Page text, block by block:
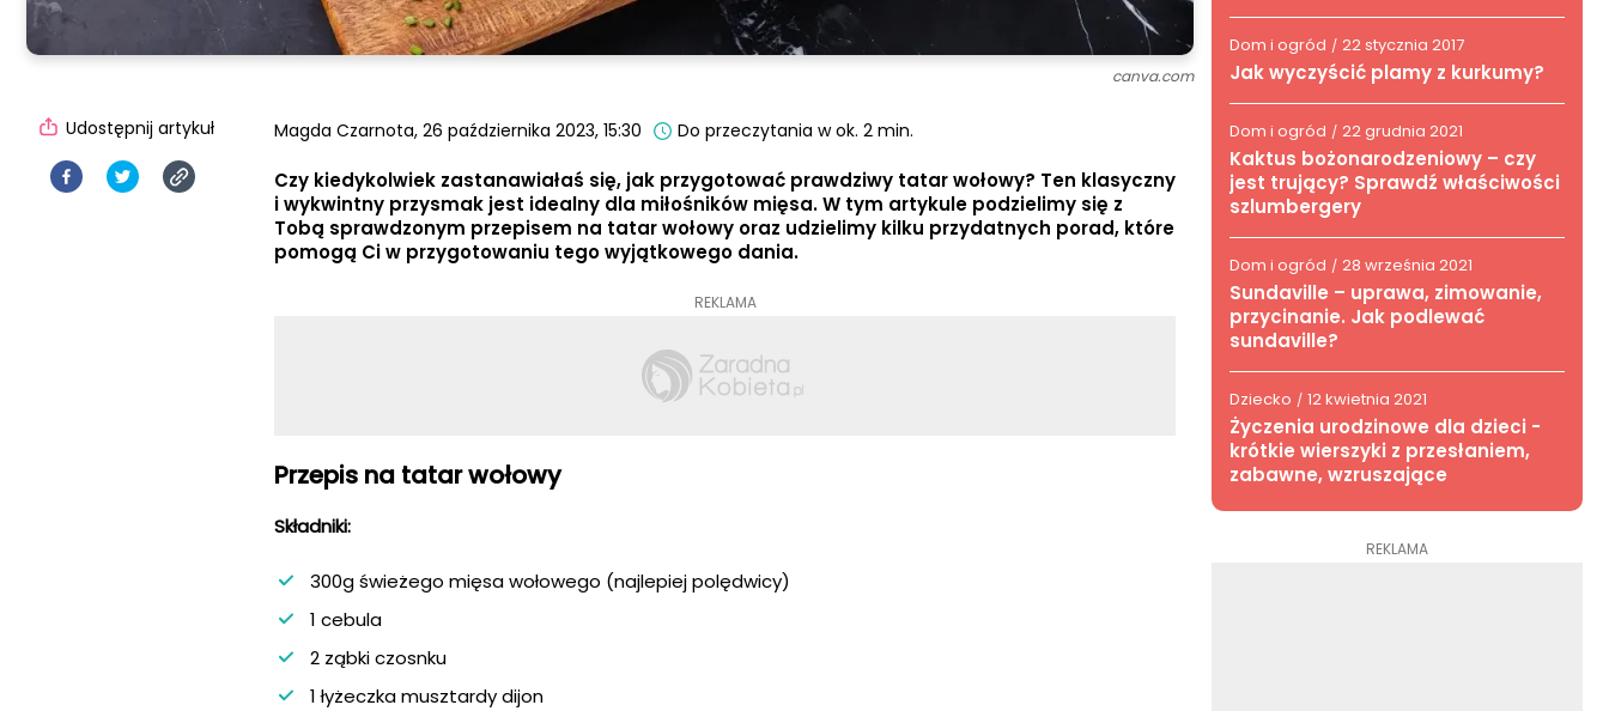
canva.com
Magda Czarnota, 26 października 2023, 15:30 Do przeczytania w ok. 2 min.
Czy kiedykolwiek zastanawiałaś się, jak przygotować prawdziwy tatar wołowy? Ten klasyczny
i wykwintny przysmak jest idealny dla miłośników mięsa. W tym artykule podzielimy się z
Tobą sprawdzonym przepisem na tatar wołowy oraz udzielimy kilku przydatnych porad, które
pomogą Ci w przygotowaniu tego wyjątkowego dania.
REKLAMA
Przepis na tatar wołowy
Składniki:
300g świeżego mięsa wołowego (najlepiej polędwicy)
1 cebula
2 ząbki czosnku
1 łyżeczka musztardy dijon
Udostępnij artykuł
Dom i ogród / 22 stycznia 2017
Jak wyczyścić plamy z kurkumy?
Dom i ogród / 22 grudnia 2021
Kaktus bożonarodzeniowy – czy
jest trujący? Sprawdź właściwości
szlumbergery
Dom i ogród / 28 września 2021
Sundaville – uprawa, zimowanie,
przycinanie. Jak podlewać
sundaville?
Dziecko / 12 kwietnia 2021
Życzenia urodzinowe dla dzieci -
krótkie wierszyki z przesłaniem,
zabawne, wzruszające
REKLAMA